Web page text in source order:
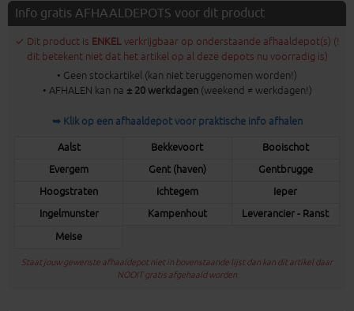
Info gratis AFHAALDEPOTS voor dit product
✓ Dit product is ENKELverkrijgbaar op onderstaande afhaaldepot(s) (!
dit betekent niet dat het artikel op al deze depots nu voorradig is)
• Geen stockartikel (kan niet teruggenomen worden!)
• AFHALEN kan na ± 20 werkdagen(weekend ≠ werkdagen!)
➥ Klik op een afhaaldepot voor praktische info afhalen
Aalst Bekkevoort
Booischot
Evergem
Gent (haven)
Gentbrugge
Hoogstraten
Ichtegem
Ieper
Ingelmunster
Kampenhout
Leverancier - Ranst
Meise
Staat jouw gewenste afhaaldepot niet in bovenstaande lijst dan kan dit artikel daar
NOOIT gratis afgehaald worden